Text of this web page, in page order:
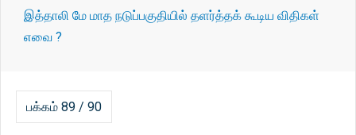
இத்தாலி மே மாத நடுப்பகுதியில் தளர்த்தக் கூடிய விதிகள்
எவை ?
பக்கம் 89 / 90